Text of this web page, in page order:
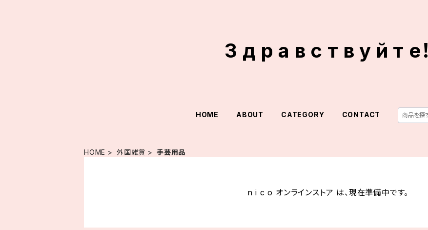
З д р а в с т в у й т е！
HOME ABOUT CATEGORY CONTACT
HOME 外国雑貨 手芸用品
n i c o オンラインストア は、現在準備中です。